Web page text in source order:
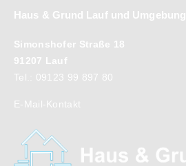
Haus & Grund Lauf und Umgebung
Simonshofer Straße 18
91207 Lauf
Tel.: 09123 99 897 80
E-Mail-Kontakt